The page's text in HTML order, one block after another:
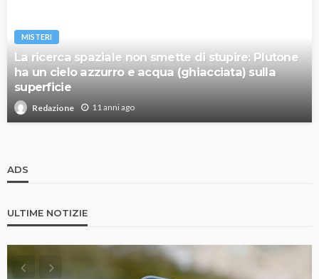
MISTERI
La ricerca spaziale non smette di stupire: Plutone
ha un cielo azzurro e acqua (ghiacciata) sulla
superficie
Redazione 11 anni ago
ADS
ULTIME NOTIZIE